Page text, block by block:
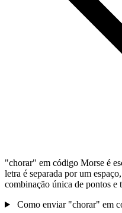
"chorar" em código Morse é
letra é separada por um
combinação única de pontos e
Como enviar "chorar" em